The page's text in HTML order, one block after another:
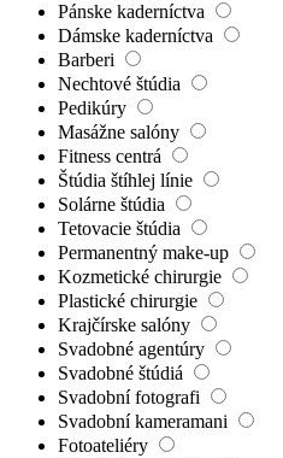
Pánske kaderníctva
Dámske kaderníctva
Barberi
Nechtové štúdia
Pedikúry
Masážne salóny
Fitness centrá
Štúdia štíhlej línie
Solárne štúdia
Tetovacie štúdia
Permanentný make-up
Kozmetické chirurgie
Plastické chirurgie
Krajčírske salóny
Svadobné agentúry
Svadobné štúdiá
Svadobní fotografi
Svadobní kameramani
Fotoateliéry